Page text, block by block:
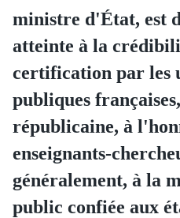
ministre d'État, est
atteinte à la
certification par les
publiques
républicaine, à
enseignants-
généralement, à la
public confiée aux